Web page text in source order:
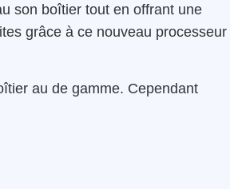
son boîtier tout en offrant une
grâce à ce nouveau processeur
au de gamme. Cependant